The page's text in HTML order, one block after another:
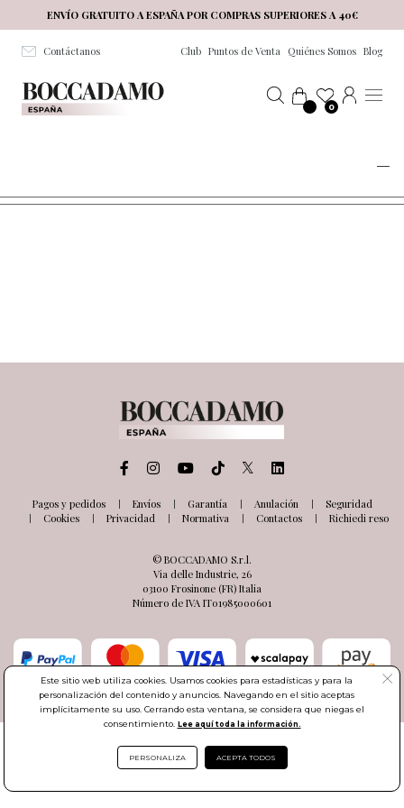
Salta al contenuto principale
ENVÍO GRATUITO A ESPAÑA POR COMPRAS SUPERIORES A 40€
Contáctanos Club Puntos de Venta Quiénes Somos Blog
0
Pagos y pedidos Envíos Garantía Anulación
Seguridad
Cookies
Privacidad Normativa Contactos Richiedi reso
© BOCCADAMO S.r.l.
Via delle Industrie, 26
03100 Frosinone (FR) Italia
Número de IVA IT01985000601
Este sitio web utiliza cookies. Usamos cookies para estadísticas y para la
personalización del contenido y anuncios. Navegando en el sitio aceptas
implícitamente su uso. Cerrando esta ventana, se considera que niegas el
consentimiento. Lee aquí toda la información.
PERSONALIZA ACEPTA TODOS